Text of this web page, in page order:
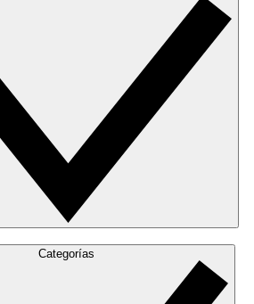
Categorías